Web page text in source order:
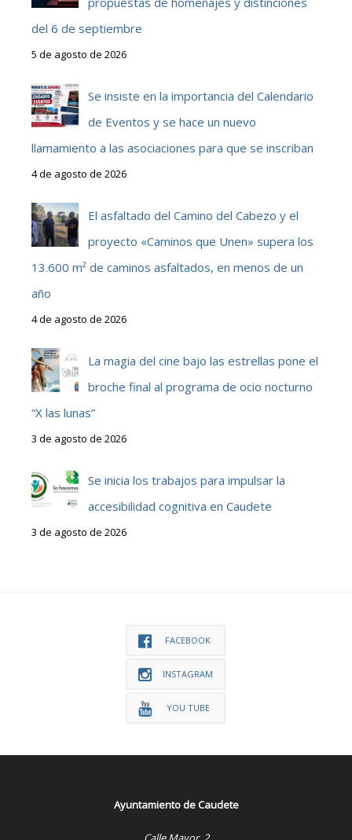
del 6 de septiembre
5 de agosto de 2026
Se insiste en la importancia del Calendario
de Eventos y se hace un nuevo
llamamiento a las asociaciones para que se inscriban
4 de agosto de 2026
El asfaltado del Camino del Cabezo y el
proyecto «Caminos que Unen» supera los
13.600 m² de caminos asfaltados, en menos de un
año
4 de agosto de 2026
La magia del cine bajo las estrellas pone el
broche final al programa de ocio nocturno
“X las lunas”
3 de agosto de 2026
Se inicia los trabajos para impulsar la
accesibilidad cognitiva en Caudete
3 de agosto de 2026
FACEBOOK
INSTAGRAM
YOU TUBE
Ayuntamiento de Caudete